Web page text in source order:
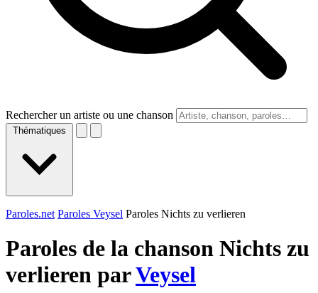
Rechercher un artiste ou une chanson
Thématiques
Paroles.net Paroles Veysel Paroles Nichts zu verlieren
Paroles de la chanson Nichts zu
verlieren parVeysel